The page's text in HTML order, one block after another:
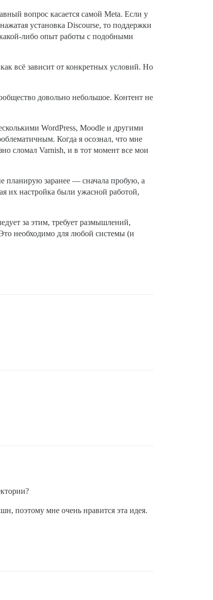
вопрос касается самой Meta. Если у
установка Discourse, то поддержки
либо опыт работы с подобными
всё зависит от конкретных условий. Но
довольно небольшое. Контент не
WordPress, Moodle и другими
Когда я осознал, что мне
сломал Varnish, и в тот момент все мои
планирую заранее — сначала пробую, а
их настройка были ужасной работой,
за этим, требует размышлений,
необходимо для любой системы (и
поэтому мне очень нравится эта идея.